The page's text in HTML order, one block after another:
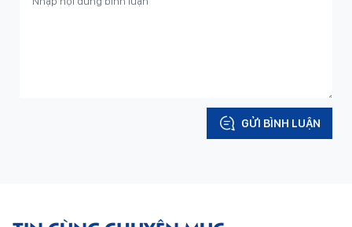
GỬI BÌNH LUẬN